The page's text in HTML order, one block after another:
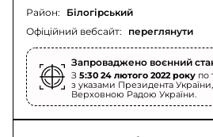
Офіційний вебсайт: переглянути
Район:
Білогірський
Запроваджено воєнний
З 5:30 24 лютого 2022 року по
з указами Президента
Верховною Радою України.